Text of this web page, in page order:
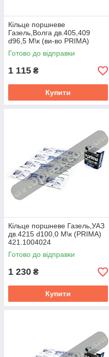
Кільце поршневе
Газель,Волга дв.405,409
d96,5 М\к (ви-во PRIMA)
Готово до відправки
1 115 ₴
Купити
Кiльце поршневе Газель,УАЗ
дв.4215 d100,0 М\к (PRIMA)
421.1004024
Готово до відправки
1 230 ₴
Купити